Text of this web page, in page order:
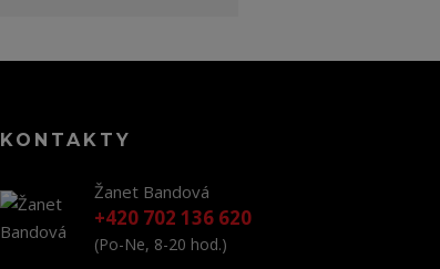
KONTAKTY
Žanet Bandová
+420 702 136 620
(Po-Ne, 8-20 hod.)